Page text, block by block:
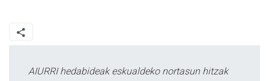
AIURRI hedabideak eskualdeko nortasun hitzak